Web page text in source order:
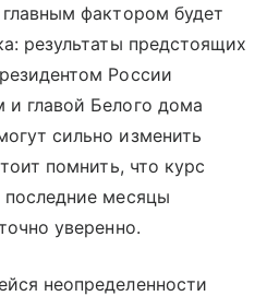
фактором будет
результаты предстоящих
России
главой Белого дома
сильно изменить
помнить, что курс
месяцы
уверенно.
неопределенности